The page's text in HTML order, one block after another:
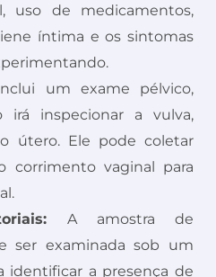
uso de medicamentos,
íntima e os sintomas
um exame pélvico,
inspecionar a vulva,
útero. Ele pode coletar
corrimento vaginal para
A amostra de
ser examinada sob um
identificar a presença de